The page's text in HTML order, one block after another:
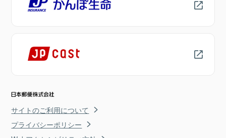
サイトのご利用について
プライバシーポリシー